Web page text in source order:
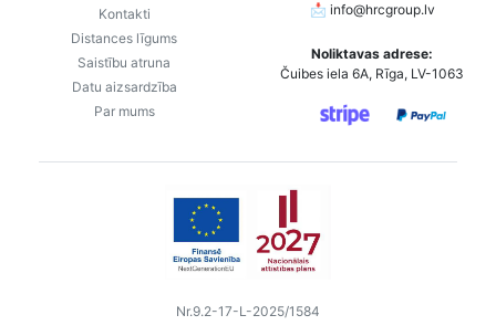
Kontakti
Distances līgums
Saistību atruna
Datu aizsardzība
Par mums
📩 info@hrcgroup.lv
Noliktavas adrese:
Čuibes iela 6A, Rīga, LV-1063
Nr.9.2-17-L-2025/1584